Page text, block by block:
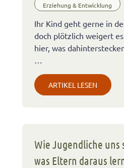
Erziehung & Entwicklung
Ihr Kind geht gerne in
doch plötzlich weigert es
hier, was
…
ARTIKEL LESEN
Wie Jugendliche uns
was Eltern daraus